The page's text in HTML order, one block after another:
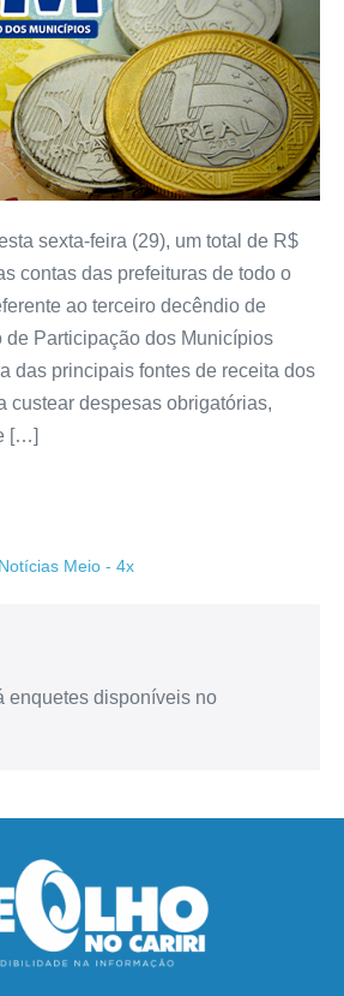
sexta-feira (29), um total de R$
contas das prefeituras de todo o
ao terceiro decêndio de
de Participação dos Municípios
das principais fontes de receita dos
custear despesas obrigatórias,
[…]
Notícias Meio - 4x
enquetes disponíveis no